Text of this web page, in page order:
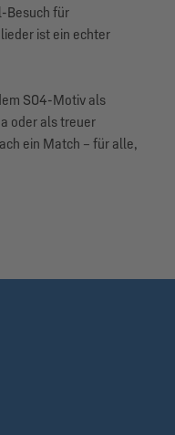
Besuch für
ist ein echter
S04-Motiv als
oder als treuer
ein Match – für alle,